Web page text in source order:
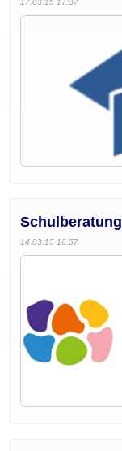
Schulberatung
14.03.15 16:57